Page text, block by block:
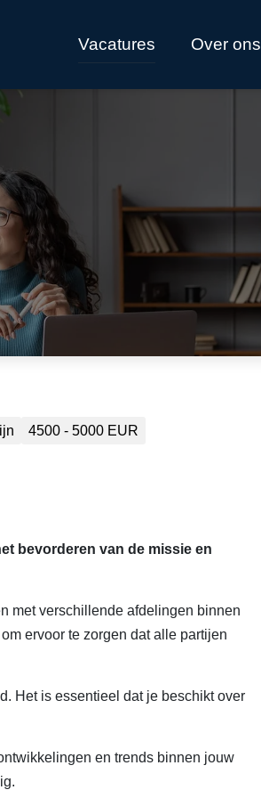
Vacatures Over ons
4500 - 5000 EUR
bevorderen van de missie en
met verschillende afdelingen binnen
ervoor te zorgen dat alle partijen
Het is essentieel dat je beschikt over
en trends binnen jouw